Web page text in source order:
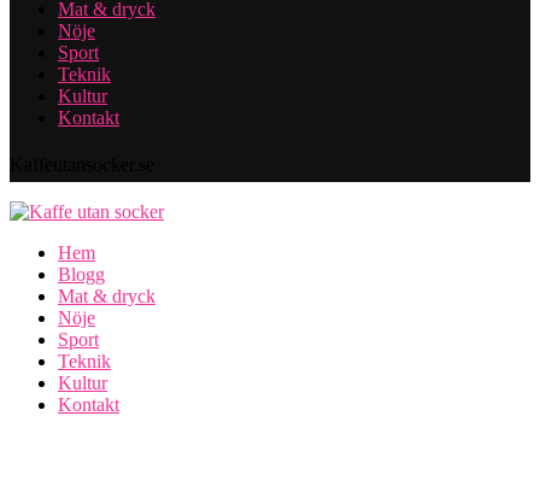
Mat & dryck
Nöje
Sport
Teknik
Kultur
Kontakt
Hem
Blogg
Mat & dryck
Nöje
Sport
Teknik
Kultur
Kontakt